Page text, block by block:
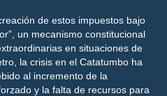
de estos impuestos bajo
, un mecanismo constitucional
en situaciones de
la crisis en el Catatumbo ha
al incremento de la
y la falta de recursos para